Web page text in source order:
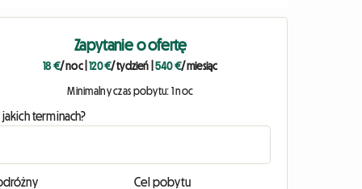
Zapytanie o ofertę
18 €/ noc|120 €/ tydzień 540 €/ miesiąc
Minimalny czas pobytu: 1 noc
jakich terminach?
Cel pobytu